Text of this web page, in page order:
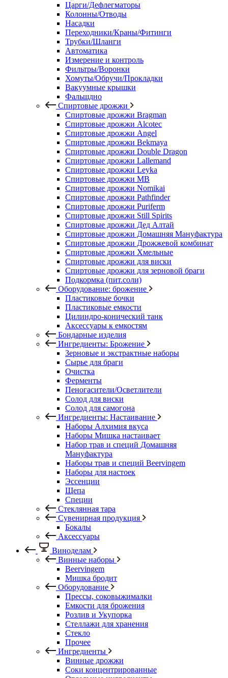
Царги/Дефлегматоры
Колонны/Отводы
Насадки
Переходники/Краны/Фитинги
Трубки/Шланги
Автоматика
Измерение и контроль
Фильтры/Воронки
Хомуты/Обручи/Прокладки
Вакуумные крышки
Фальшдно
Спиртовые дрожжи
Спиртовые дрожжи Bragman
Спиртовые дрожжи Alcotec
Спиртовые дрожжи Angel
Спиртовые дрожжи Bekmaya
Спиртовые дрожжи Double Dragon
Спиртовые дрожжи Lallemand
Спиртовые дрожжи Leyka
Спиртовые дрожжи MB
Спиртовые дрожжи Nomikai
Спиртовые дрожжи Pathfinder
Спиртовые дрожжи Puriferm
Спиртовые дрожжи Still Spirits
Спиртовые дрожжи Дед Алтай
Спиртовые дрожжи Домашняя Мануфактура
Спиртовые дрожжи Дрожжевой комбинат
Спиртовые дрожжи Хмельные
Спиртовые дрожжи для виски
Спиртовые дрожжи для зерновой браги
Подкормка (пит.соли)
Оборудование: брожение
Пластиковые бочки
Пластиковые емкости
Цилиндро-конический танк
Аксессуары к емкостям
Бондарные изделия
Ингредиенты: Брожение
Зерновые и экстрактные наборы
Сырье для браги
Очистка
Ферменты
Пеногасители/Осветлители
Солод для виски
Солод для самогона
Ингредиенты: Настаивание
Наборы Алхимия вкуса
Наборы Мишка настаивает
Набор трав и специй Домашняя
Мануфактура
Наборы трав и специй Beervingem
Наборы для настоек
Эссенции
Щепа
Специи
Стеклянная тара
Сувенирная продукция
Бокалы
Аксессуары
Виноделам
Винные наборы
Beervingem
Мишка бродит
Оборудование
Прессы, соковыжималки
Емкости для брожения
Розлив и Укупорка
Стеллажи для хранения
Стекло
Прочее
Ингредиенты
Винные дрожжи
Соки концентрированные